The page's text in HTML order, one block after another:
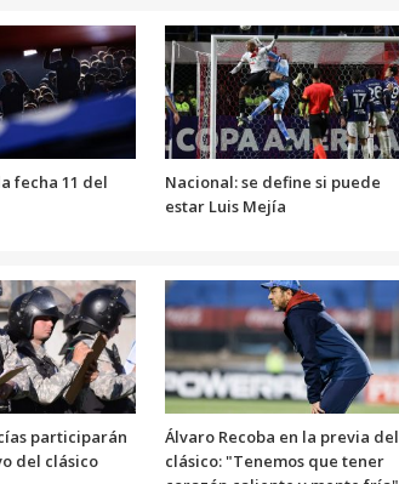
fecha 11 del
Nacional: se define si puede
estar Luis Mejía
participarán
del clásico
Álvaro Recoba en la previa del
clásico: "Tenemos que tener